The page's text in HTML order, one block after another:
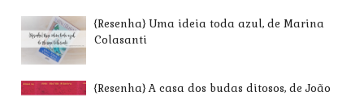
{Resenha} Uma ideia toda azul, de Marina
Colasanti
{Resenha} A casa dos budas ditosos, de João